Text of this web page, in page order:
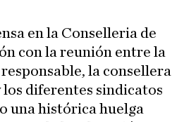
en la Conselleria de
con la reunión entre la
la consellera
diferentes sindicatos
una histórica huelga